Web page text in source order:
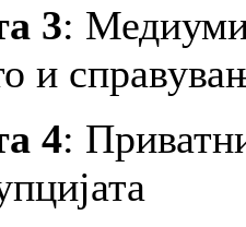
3:
и
4: